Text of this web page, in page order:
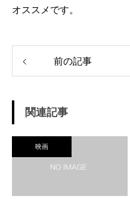
オススメです。
前の記事
関連記事
映画